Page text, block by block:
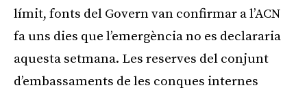
límit, fonts del Govern van confirmar a l’ACN
fa uns dies que l’emergència no es declararia
aquesta setmana. Les reserves del conjunt
d’embassaments de les conques internes